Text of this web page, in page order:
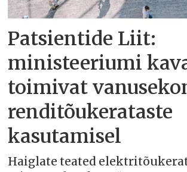
Patsientide Liit:
ministeeriumi
toimivat
renditõukerataste
kasutamisel
Haiglate teated